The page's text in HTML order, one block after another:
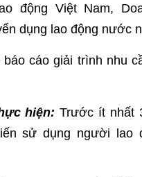
động Việt Nam,
dụng lao động nước
cáo giải trình nhu
hiện: Trước ít nhất
sử dụng người lao